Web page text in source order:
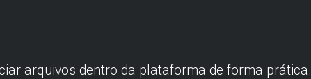
arquivos dentro da plataforma de forma prática.